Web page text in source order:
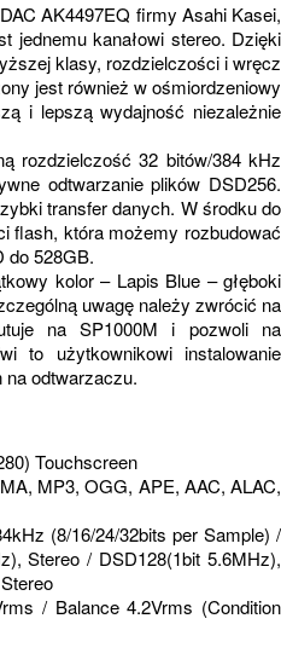
AK4497EQ firmy Asahi Kasei,
jednemu kanałowi stereo. Dzięki
klasy, rozdzielczości i wręcz
jest również w ośmiordzeniowy
i lepszą wydajność niezależnie
rozdzielczość 32 bitów/384 kHz
odtwarzanie plików DSD256.
transfer danych. W środku do
flash, która możemy rozbudować
do 528GB.
kolor – Lapis Blue – głęboki
uwagę należy zwrócić na
na SP1000M i pozwoli na
to użytkownikowi instalowanie
odtwarzaczu.
Touchscreen
MP3, OGG, APE, AAC, ALAC,
(8/16/24/32bits per Sample) /
Stereo / DSD128(1bit 5.6MHz),
/ Balance 4.2Vrms (Condition